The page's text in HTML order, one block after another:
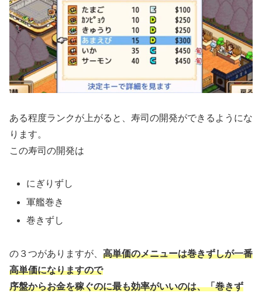
ある程度ランクが上がると、寿司の開発ができるようにな
ります。
この寿司の開発は
にぎりずし
軍艦巻き
巻きずし
の３つがありますが、 高単価のメニューは巻きずしが一番
高単価になりますので
序盤からお金を稼ぐのに最も効率がいいのは、「巻きず